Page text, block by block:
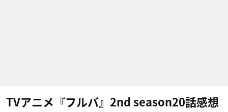
TVアニメ『フルバ』2nd season20話感想